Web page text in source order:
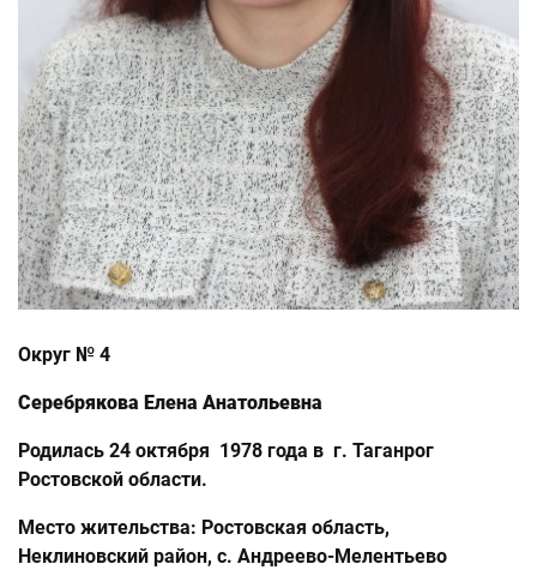
Округ № 4
Серебрякова Елена Анатольевна
Родилась 24 октября 1978 года в г. Таганрог
Ростовской области.
Место жительства: Ростовская область,
Неклиновский район, с. Андреево-Мелентьево